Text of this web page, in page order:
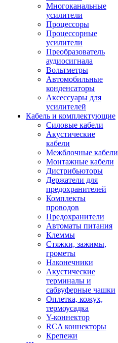
Многоканальные
усилители
Процессоры
Процессорные
усилители
Преобразователь
аудиосигнала
Вольтметры
Автомобильные
конденсаторы
Аксессуары для
усилителей
Кабель и комплектующие
Силовые кабели
Акустические
кабели
Межблочные кабели
Монтажные кабели
Дистрибьюторы
Держатели для
предохранителей
Комплекты
проводов
Предохранители
Автоматы питания
Клеммы
Стяжки, зажимы,
грометы
Наконечники
Акустические
терминалы и
сабвуферные чашки
Оплетка, кожух,
термоусадка
Y-коннектор
RCA коннекторы
Крепежи